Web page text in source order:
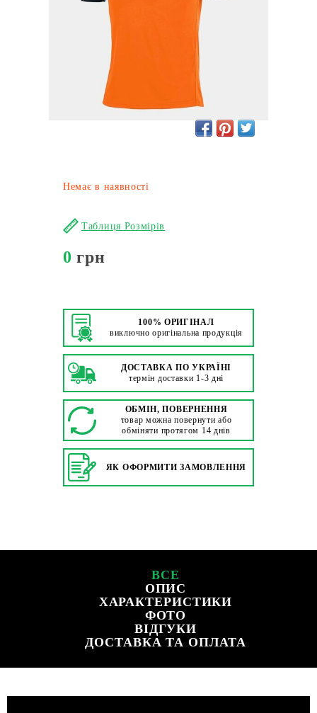
Немає в наявності
Таблиця Розмірів
0 грн
100% ОРИГІНАЛ
виключно оригінальна продукція
ДОСТАВКА ПО УКРАЇНІ
термін доставки 1-3 дні
ОБМІН, ПОВЕРНЕННЯ
товар можна повернути або
обміняти протягом 14 днів
ЯК ОФОРМИТИ ЗАМОВЛЕННЯ
ВСЕ
ОПИС
ХАРАКТЕРИСТИКИ
ФОТО
ВІДГУКИ
ДОСТАВКА ТА ОПЛАТА